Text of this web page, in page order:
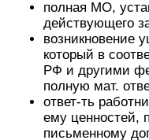
полная МО,
действующего
возникновение
который в
РФ и другими
полную мат.
ответ-ть
ему ценностей,
письменному